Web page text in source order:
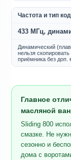
Частота и тип
433 МГц,
Динамический
нельзя
приёмника без доп.
Главное
масляной
Sliding 800
смазке. Не
сезонно и
дома с